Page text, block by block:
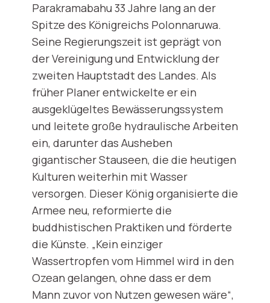
Parakramabahu 33 Jahre lang an der
Spitze des Königreichs Polonnaruwa.
Seine Regierungszeit ist geprägt von
der Vereinigung und Entwicklung der
zweiten Hauptstadt des Landes. Als
früher Planer entwickelte er ein
ausgeklügeltes Bewässerungssystem
und leitete große hydraulische Arbeiten
ein, darunter das Ausheben
gigantischer Stauseen, die die heutigen
Kulturen weiterhin mit Wasser
versorgen. Dieser König organisierte die
Armee neu, reformierte die
buddhistischen Praktiken und förderte
die Künste. „Kein einziger
Wassertropfen vom Himmel wird in den
Ozean gelangen, ohne dass er dem
Mann zuvor von Nutzen gewesen wäre“,